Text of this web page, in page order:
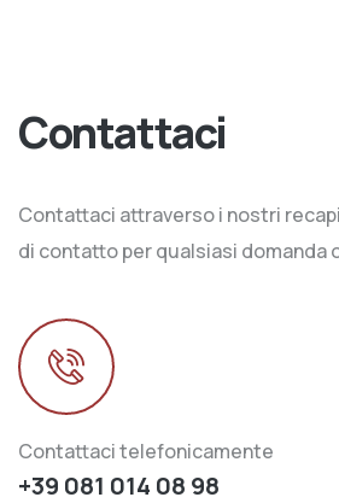
Contattaci
Contattaci attraverso i nostri
di contatto per qualsiasi domanda
Contattaci telefonicamente
+39 081 014 08 98